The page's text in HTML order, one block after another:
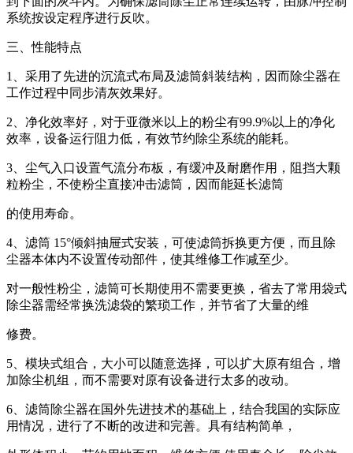
系统按设定程序进行反吹。
三、性能特点
1、采用了先进的沉流式布局及滤筒斜装结构，因而除尘器在
工作过程中同步清灰效果好。
2、净化效率好，对于亚微米以上的粉尘有99.9%以上的净化
效率，设备运行阻力低，有效节约除尘系统的能耗。
3、尘气入口设置气流分布板，有缓冲及耐磨作用，阻挡大颗
粒粉尘，不使粉尘直接冲击滤筒，因而能延长滤筒
的使用寿命。
4、滤筒 15°倾斜抽屉式安装，可使滤筒拆换更方便，而且除
尘器本体内不设置传动部件，使其维修工作减至少。
对一般性粉尘，滤筒可长期使用不需要更换，省去了常用袋式
除尘器需经常换洗滤袋的繁琐工作，并节省了大量的维
修费。
5、模块式组合，大小可以随意选择，可以扩大原有组合，增
加除尘机组，而不需要对原有设备进行太多的改动。
6、滤筒除尘器在国外先进技术的基础上，结合我国的实际应
用情况，进行了不断的改进和完善。具有结构简单，